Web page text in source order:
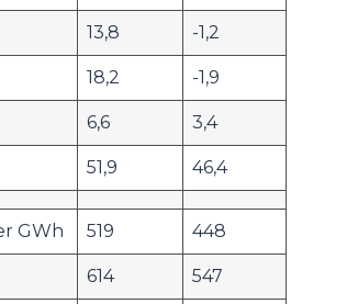
13,8 -1,2
18,2 -1,9
6,6 3,4
51,9 46,4
GWh 519 448
614 547